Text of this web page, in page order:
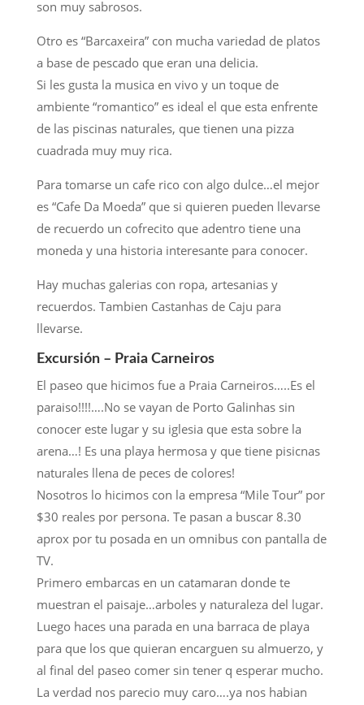
son muy sabrosos.
Otro es “Barcaxeira” con mucha variedad de platos
a base de pescado que eran una delicia.
Si les gusta la musica en vivo y un toque de
ambiente “romantico” es ideal el que esta enfrente
de las piscinas naturales, que tienen una pizza
cuadrada muy muy rica.
Para tomarse un cafe rico con algo dulce…el mejor
es “Cafe Da Moeda” que si quieren pueden llevarse
de recuerdo un cofrecito que adentro tiene una
moneda y una historia interesante para conocer.
Hay muchas galerias con ropa, artesanias y
recuerdos. Tambien Castanhas de Caju para
llevarse.
Excursión – Praia Carneiros
El paseo que hicimos fue a Praia Carneiros…..Es el
paraiso!!!!….No se vayan de Porto Galinhas sin
conocer este lugar y su iglesia que esta sobre la
arena…! Es una playa hermosa y que tiene pisicnas
naturales llena de peces de colores!
Nosotros lo hicimos con la empresa “Mile Tour” por
$30 reales por persona. Te pasan a buscar 8.30
aprox por tu posada en un omnibus con pantalla de
TV.
Primero embarcas en un catamaran donde te
muestran el paisaje…arboles y naturaleza del lugar.
Luego haces una parada en una barraca de playa
para que los que quieran encarguen su almuerzo, y
al final del paseo comer sin tener q esperar mucho.
La verdad nos parecio muy caro….ya nos habian